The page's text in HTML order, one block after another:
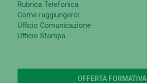
Rubrica Telefonica
Come raggiungerci
Ufficio Comunicazione
Ufficio Stampa
OFFERTA FORMATIVA